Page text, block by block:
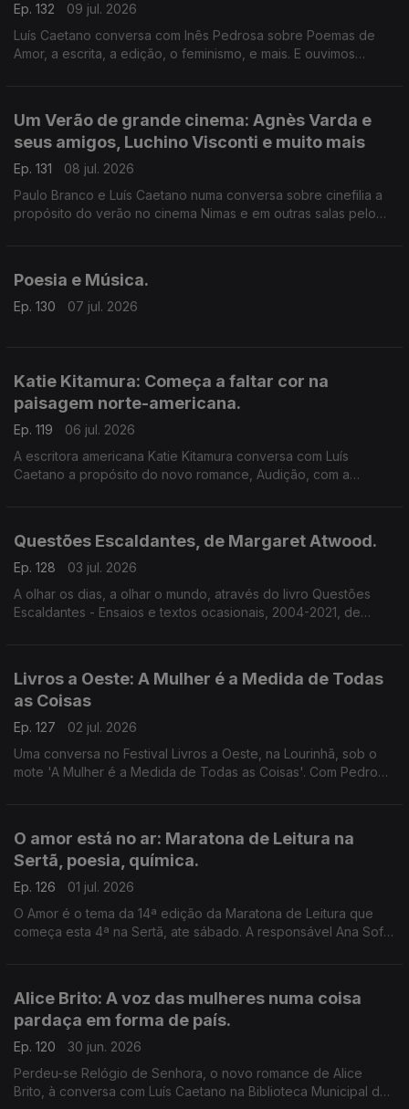
Ep. 132
09 jul. 2026
Luís Caetano conversa com Inês Pedrosa sobre Poemas de
Amor, a escrita, a edição, o feminismo, e mais. E ouvimos
Um Verão de grande cinema: Agnès Varda e
seus amigos, Luchino Visconti e muito mais
Ep. 131
08 jul. 2026
Paulo Branco e Luís Caetano numa conversa sobre cinefilia a
propósito do verão no cinema Nimas e em outras salas pelo
Poesia e Música.
Ep. 130 07 jul. 2026
Katie Kitamura: Começa a faltar cor na
paisagem norte-americana.
Ep. 119
06 jul. 2026
A escritora americana Katie Kitamura conversa com Luís
Caetano a propósito do novo romance, Audição, com a
Questões Escaldantes, de Margaret Atwood.
Ep. 128
03 jul. 2026
A olhar os dias, a olhar o mundo, através do livro Questões
Escaldantes - Ensaios e textos ocasionais, 2004-2021, de
Livros a Oeste: A Mulher é a Medida de Todas
as Coisas
Ep. 127
02 jul. 2026
Uma conversa no Festival Livros a Oeste, na Lourinhã, sob o
mote 'A Mulher é a Medida de Todas as Coisas'. Com Pedro
O amor está no ar: Maratona de Leitura na
Sertã, poesia, química.
Ep. 126
01 jul. 2026
O Amor é o tema da 14ª edição da Maratona de Leitura que
começa esta 4ª na Sertã, ate sábado. A responsável Ana Sofia
Alice Brito: A voz das mulheres numa coisa
pardaça em forma de país.
Ep. 120
30 jun. 2026
Perdeu-se Relógio de Senhora, o novo romance de Alice
Brito, à conversa com Luís Caetano na Biblioteca Municipal de